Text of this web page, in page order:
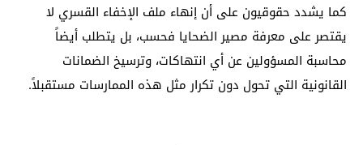
كما يشدد حقوقيون على أن إنهاء ملف الإخفاء القسري لا
يقتصر على معرفة مصير الضحايا فحسب، بل يتطلب أيضاً
محاسبة المسؤولين عن أي انتهاكات، وترسيخ الضمانات
القانونية التي تحول دون تكرار مثل هذه الممارسات مستقبلاً.